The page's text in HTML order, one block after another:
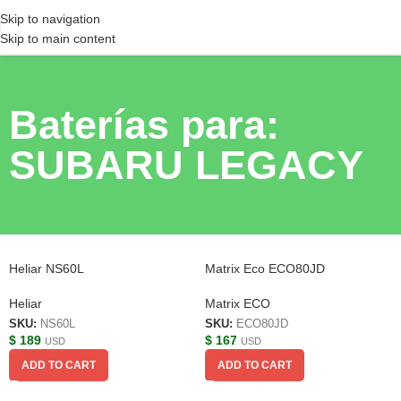
Skip to navigation
Skip to main content
Baterías para:
SUBARU LEGACY
Heliar NS60L
Heliar
SKU: NS60L
$ 189 USD
ADD TO CART
Matrix Eco ECO80JD
Matrix ECO
SKU: ECO80JD
$ 167 USD
ADD TO CART